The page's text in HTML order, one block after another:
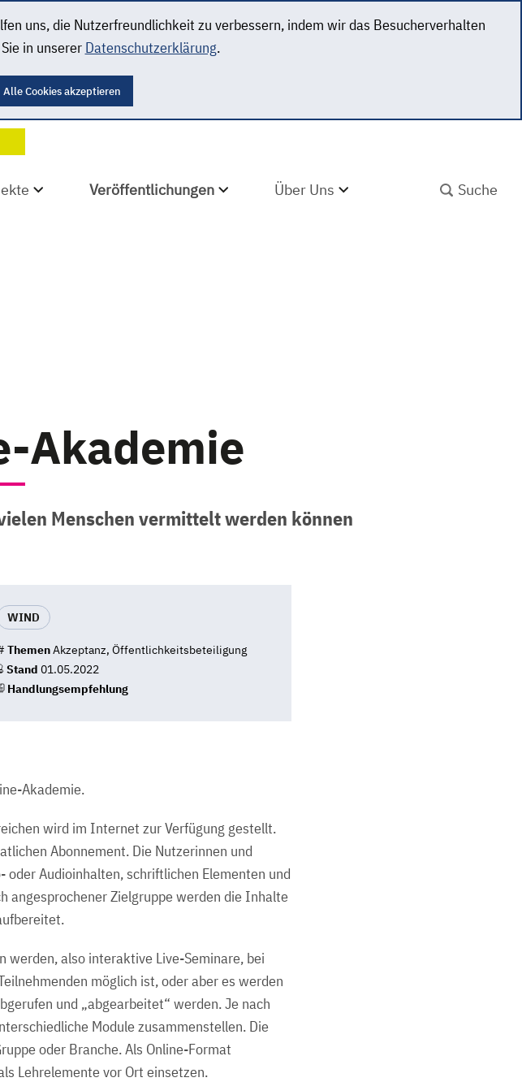
uns, die Nutzerfreundlichkeit zu verbessern, indem wir das Besucherverhalten
in unserer Datenschutzerklärung.
Alle Cookies akzeptieren
Veröffentlichungen Über Uns
Akademie
Menschen vermittelt werden können
WIND
ThemenAkzeptanz, Öffentlichkeitsbeteiligung
Stand 01.05.2022
Handlungsempfehlung
Akademie.
wird im Internet zur Verfügung gestellt.
Abonnement. Die Nutzerinnen und
Audioinhalten, schriftlichen Elementen und
angesprochener Zielgruppe werden die Inhalte
werden, also interaktive Live-Seminare, bei
möglich ist, oder aber es werden
und „abgearbeitet“ werden. Je nach
Module zusammenstellen. Die
oder Branche. Als Online-Format
Lehrelemente vor Ort einsetzen.